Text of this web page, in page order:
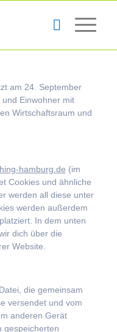
am 24. September
Einwohner mit
Wirtschaftsraum und
hamburg.de (im
Cookies und ähnliche
werden all diese unter
werden außerdem
In dem unten
dich über die
Website.
die gemeinsam
versendet und vom
anderen Gerät
gespeicherten